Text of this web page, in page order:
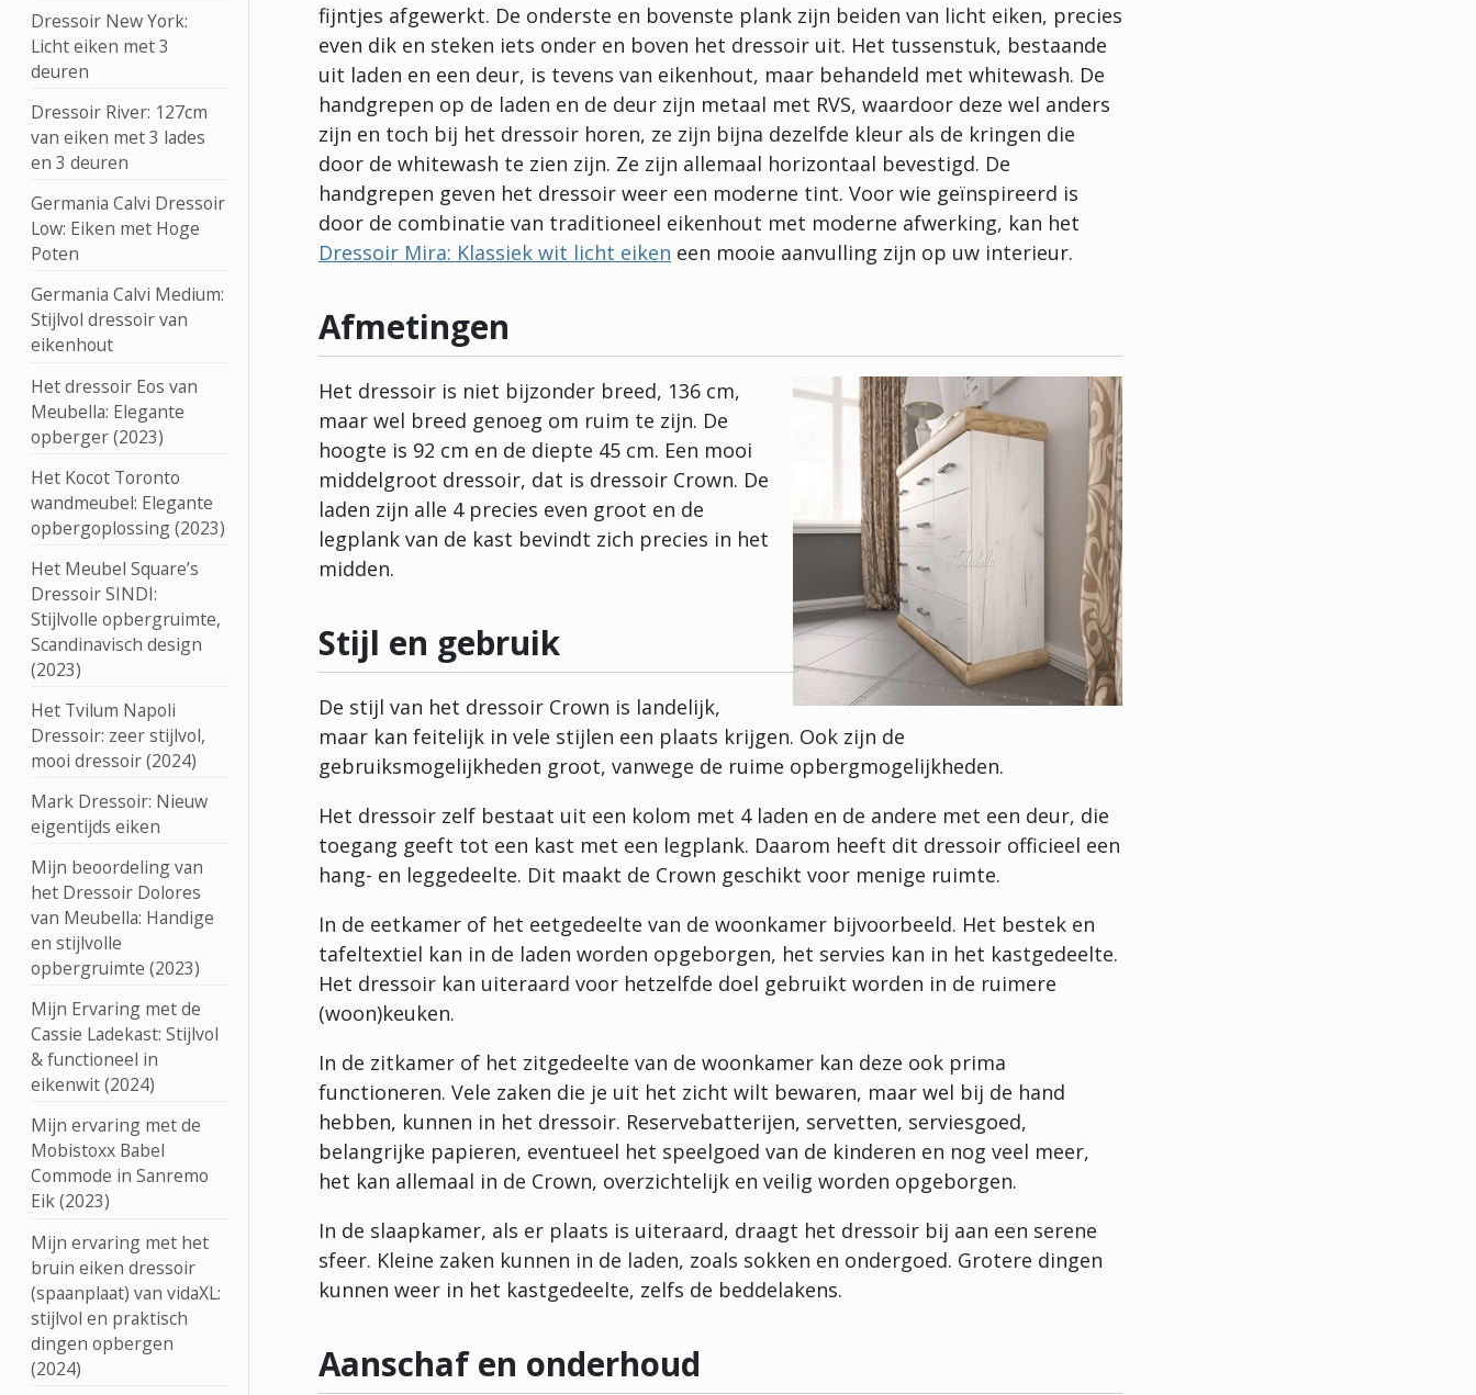
Dressoir New York:
Licht eiken met 3
deuren
Dressoir River: 127cm
van eiken met 3 lades
en 3 deuren
Germania Calvi Dressoir
Low: Eiken met Hoge
Poten
Germania Calvi Medium:
Stijlvol dressoir van
eikenhout
Het dressoir Eos van
Meubella: Elegante
opberger (2023)
Het Kocot Toronto
wandmeubel: Elegante
opbergoplossing (2023)
Het Meubel Square’s
Dressoir SINDI:
Stijlvolle opbergruimte,
Scandinavisch design
(2023)
Het Tvilum Napoli
Dressoir: zeer stijlvol,
mooi dressoir (2024)
Mark Dressoir: Nieuw
eigentijds eiken
Mijn beoordeling van
het Dressoir Dolores
van Meubella: Handige
en stijlvolle
opbergruimte (2023)
Mijn Ervaring met de
Cassie Ladekast: Stijlvol
& functioneel in
eikenwit (2024)
Mijn ervaring met de
Mobistoxx Babel
Commode in Sanremo
Eik (2023)
Mijn ervaring met het
bruin eiken dressoir
(spaanplaat) van vidaXL:
stijlvol en praktisch
dingen opbergen
(2024)
fijntjes afgewerkt. De onderste en bovenste plank zijn beiden van licht eiken, precies
even dik en steken iets onder en boven het dressoir uit. Het tussenstuk, bestaande
uit laden en een deur, is tevens van eikenhout, maar behandeld met whitewash. De
handgrepen op de laden en de deur zijn metaal met RVS, waardoor deze wel anders
zijn en toch bij het dressoir horen, ze zijn bijna dezelfde kleur als de kringen die
door de whitewash te zien zijn. Ze zijn allemaal horizontaal bevestigd. De
handgrepen geven het dressoir weer een moderne tint. Voor wie geïnspireerd is
door de combinatie van traditioneel eikenhout met moderne afwerking, kan het
Dressoir Mira: Klassiek wit licht eiken een mooie aanvulling zijn op uw interieur.
Afmetingen
Het dressoir is niet bijzonder breed, 136 cm,
maar wel breed genoeg om ruim te zijn. De
hoogte is 92 cm en de diepte 45 cm. Een mooi
middelgroot dressoir, dat is dressoir Crown. De
laden zijn alle 4 precies even groot en de
legplank van de kast bevindt zich precies in het
midden.
Stijl en gebruik
De stijl van het dressoir Crown is landelijk,
maar kan feitelijk in vele stijlen een plaats krijgen. Ook zijn de
gebruiksmogelijkheden groot, vanwege de ruime opbergmogelijkheden.
Het dressoir zelf bestaat uit een kolom met 4 laden en de andere met een deur, die
toegang geeft tot een kast met een legplank. Daarom heeft dit dressoir officieel een
hang- en leggedeelte. Dit maakt de Crown geschikt voor menige ruimte.
In de eetkamer of het eetgedeelte van de woonkamer bijvoorbeeld. Het bestek en
tafeltextiel kan in de laden worden opgeborgen, het servies kan in het kastgedeelte.
Het dressoir kan uiteraard voor hetzelfde doel gebruikt worden in de ruimere
(woon)keuken.
In de zitkamer of het zitgedeelte van de woonkamer kan deze ook prima
functioneren. Vele zaken die je uit het zicht wilt bewaren, maar wel bij de hand
hebben, kunnen in het dressoir. Reservebatterijen, servetten, serviesgoed,
belangrijke papieren, eventueel het speelgoed van de kinderen en nog veel meer,
het kan allemaal in de Crown, overzichtelijk en veilig worden opgeborgen.
In de slaapkamer, als er plaats is uiteraard, draagt het dressoir bij aan een serene
sfeer. Kleine zaken kunnen in de laden, zoals sokken en ondergoed. Grotere dingen
kunnen weer in het kastgedeelte, zelfs de beddelakens.
Aanschaf en onderhoud